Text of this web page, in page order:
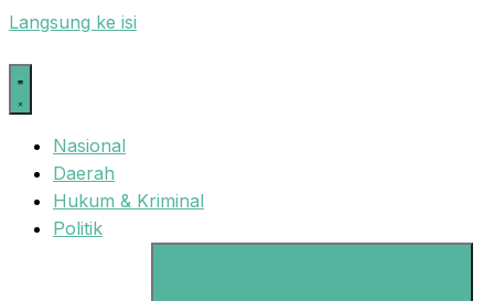
Langsung ke isi
Nasional
Daerah
Hukum & Kriminal
Politik